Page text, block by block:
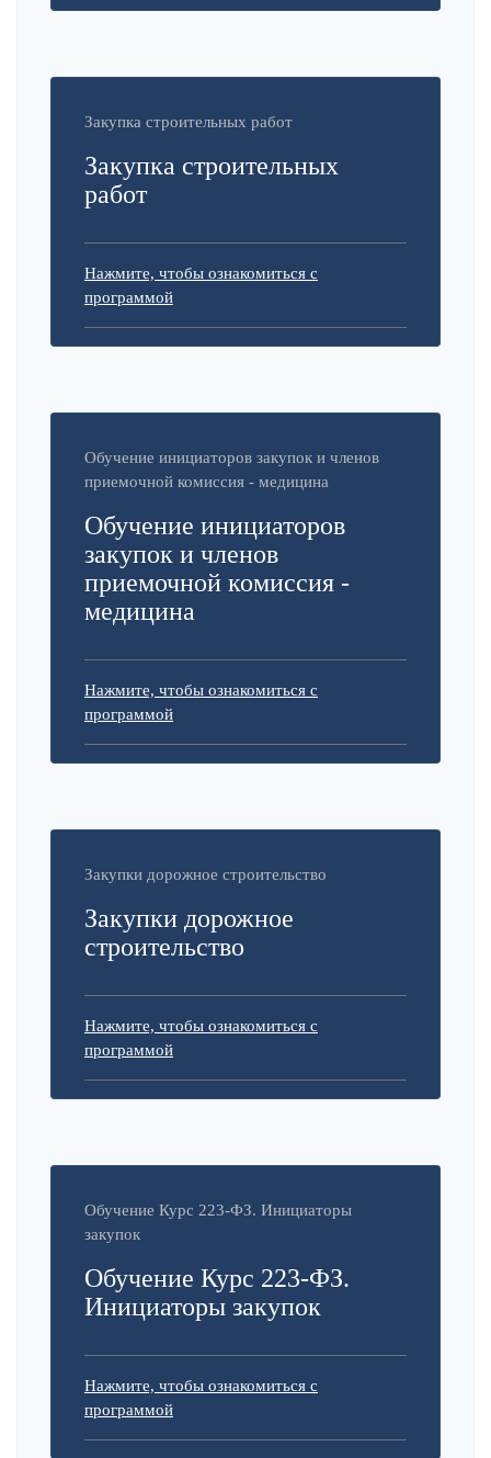
Закупка строительных работ
Закупка строительных
работ
Нажмите, чтобы ознакомиться с
программой
Обучение инициаторов закупок и членов
приемочной комиссия - медицина
Обучение инициаторов
закупок и членов
приемочной комиссия -
медицина
Нажмите, чтобы ознакомиться с
программой
Закупки дорожное строительство
Закупки дорожное
строительство
Нажмите, чтобы ознакомиться с
программой
Обучение Курс 223-ФЗ. Инициаторы
закупок
Обучение Курс 223-ФЗ.
Инициаторы закупок
Нажмите, чтобы ознакомиться с
программой